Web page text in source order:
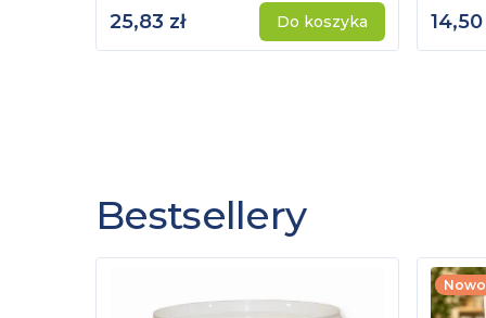
25,83 zł Do koszyka 14,50
Bestsellery